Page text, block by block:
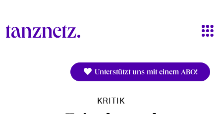
Unterstützt uns mit einem ABO!
KRITIK